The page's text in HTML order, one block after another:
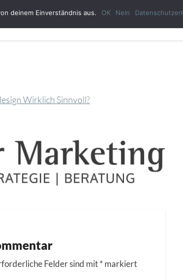
Ute Schmeiser Gast-Autor Impressum
Wirklich Sinnvoll?
Felder sind mit* markiert
deinem Einverständnis aus. OK Nein